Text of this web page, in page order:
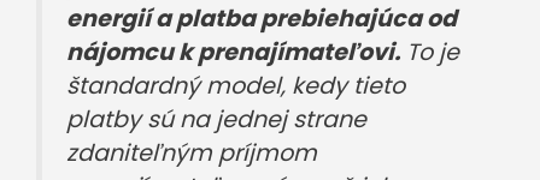
energií a platba prebiehajúca od
nájomcu k prenajímateľovi. To je
štandardný model, kedy tieto
platby sú na jednej strane
zdaniteľným príjmom